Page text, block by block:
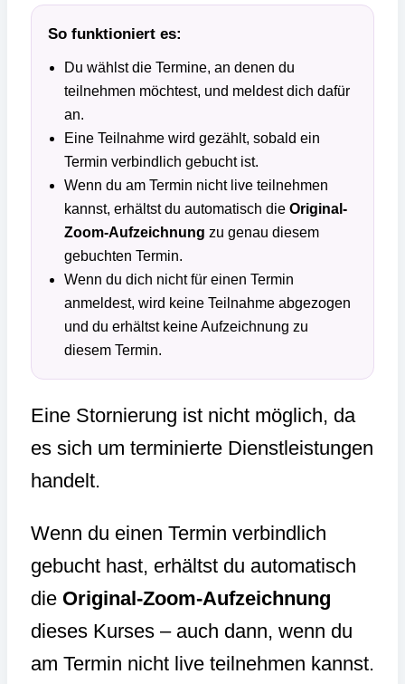
So funktioniert es:
Du wählst die Termine, an denen du
teilnehmen möchtest, und meldest dich dafür
an.
Eine Teilnahme wird gezählt, sobald ein
Termin verbindlich gebucht ist.
Wenn du am Termin nicht live teilnehmen
kannst, erhältst du automatisch die Original-
Zoom-Aufzeichnung zu genau diesem
gebuchten Termin.
Wenn du dich nicht für einen Termin
anmeldest, wird keine Teilnahme abgezogen
und du erhältst keine Aufzeichnung zu
diesem Termin.
Eine Stornierung ist nicht möglich, da
es sich um terminierte Dienstleistungen
handelt.
Wenn du einen Termin verbindlich
gebucht hast, erhältst du automatisch
die Original-Zoom-Aufzeichnung
dieses Kurses – auch dann, wenn du
am Termin nicht live teilnehmen kannst.